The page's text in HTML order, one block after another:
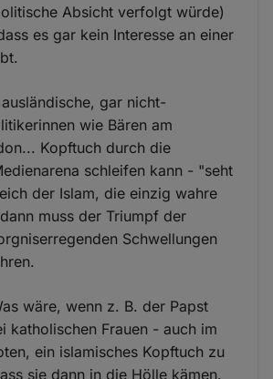
Absicht verfolgt würde)
es gar kein Interesse an einer
gar nicht-
wie Bären am
Kopftuch durch die
schleifen kann - "seht
der Islam, die einzig wahre
muss der Triumpf der
Schwellungen
wäre, wenn z. B. der Papst
katholischen Frauen - auch im
ein islamisches Kopftuch zu
sie dann in die Hölle kämen.